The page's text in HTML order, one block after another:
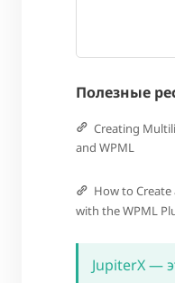
Полезные
Creating
and WPML
How to
with the WPML
JupiterX —